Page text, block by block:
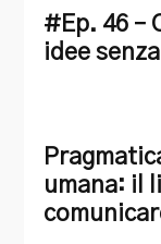
#Ep. 46 –
idee
umana: il